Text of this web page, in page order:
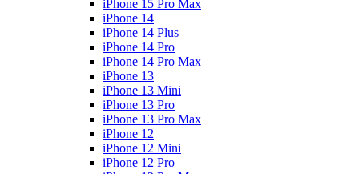
iPhone 15 Pro Max
iPhone 14
iPhone 14 Plus
iPhone 14 Pro
iPhone 14 Pro Max
iPhone 13
iPhone 13 Mini
iPhone 13 Pro
iPhone 13 Pro Max
iPhone 12
iPhone 12 Mini
iPhone 12 Pro